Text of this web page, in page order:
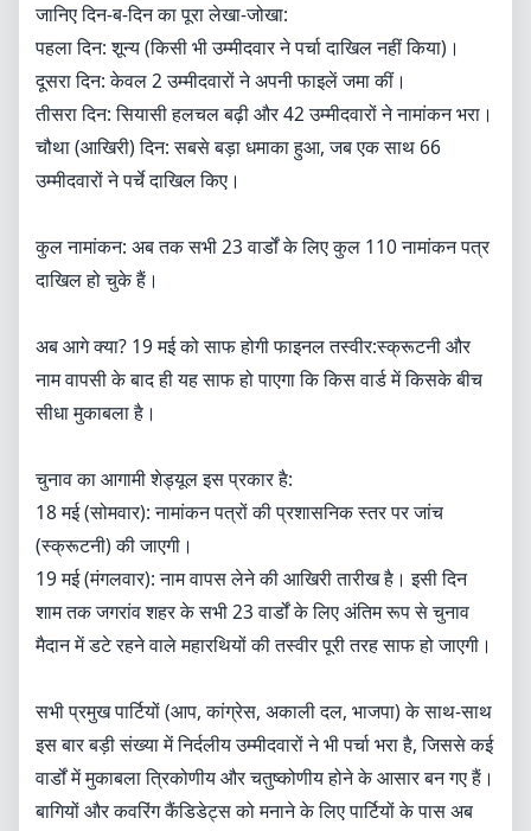
जानिए दिन-ब-दिन का पूरा लेखा-जोखा:
​पहला दिन: शून्य (किसी भी उम्मीदवार ने पर्चा दाखिल नहीं किया)।
​दूसरा दिन: केवल 2 उम्मीदवारों ने अपनी फाइलें जमा कीं।
​तीसरा दिन: सियासी हलचल बढ़ी और 42 उम्मीदवारों ने नामांकन भरा।
​चौथा (आखिरी) दिन: सबसे बड़ा धमाका हुआ, जब एक साथ 66
उम्मीदवारों ने पर्चे दाखिल किए।
​कुल नामांकन: अब तक सभी 23 वार्डों के लिए कुल 110 नामांकन पत्र
दाखिल हो चुके हैं।
अब आगे क्या? 19 मई को साफ होगी फाइनल तस्वीर:​स्क्रूटनी और
नाम वापसी के बाद ही यह साफ हो पाएगा कि किस वार्ड में किसके बीच
सीधा मुकाबला है।
चुनाव का आगामी शेड्यूल इस प्रकार है:
18 मई (सोमवार): नामांकन पत्रों की प्रशासनिक स्तर पर जांच
(स्क्रूटनी) की जाएगी।
19 मई (मंगलवार): नाम वापस लेने की आखिरी तारीख है। इसी दिन
शाम तक जगरांव शहर के सभी 23 वार्डों के लिए अंतिम रूप से चुनाव
मैदान में डटे रहने वाले महारथियों की तस्वीर पूरी तरह साफ हो जाएगी।
सभी प्रमुख पार्टियों (आप, कांग्रेस, अकाली दल, भाजपा) के साथ-साथ
इस बार बड़ी संख्या में निर्दलीय उम्मीदवारों ने भी पर्चा भरा है, जिससे कई
वार्डों में मुकाबला त्रिकोणीय और चतुष्कोणीय होने के आसार बन गए हैं।
बागियों और कवरिंग कैंडिडेट्स को मनाने के लिए पार्टियों के पास अब